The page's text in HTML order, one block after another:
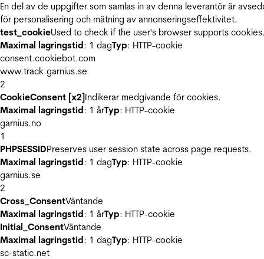
En del av de uppgifter som samlas in av denna leverantör är
för personalisering och mätning av annonseringseffektivitet.
test_cookieUsed to check if the user's browser supports
Maximal lagringstid: 1 dagTyp: HTTP-cookie
consent.cookiebot.com
www.track.garnius.se
2
CookieConsent [x2]Indikerar medgivande för cookies.
Maximal lagringstid: 1 årTyp: HTTP-cookie
garnius.no
1
PHPSESSIDPreserves user session state across page requests.
Maximal lagringstid: 1 dagTyp: HTTP-cookie
garnius.se
2
Cross_ConsentVäntande
Maximal lagringstid: 1 årTyp: HTTP-cookie
Initial_ConsentVäntande
Maximal lagringstid: 1 dagTyp: HTTP-cookie
sc-static.net